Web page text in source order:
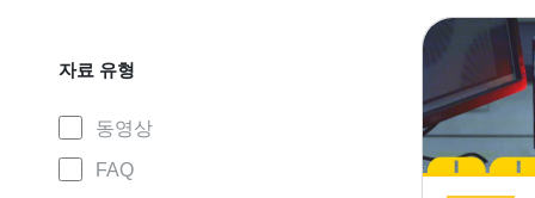
자료 유형
동영상
FAQ